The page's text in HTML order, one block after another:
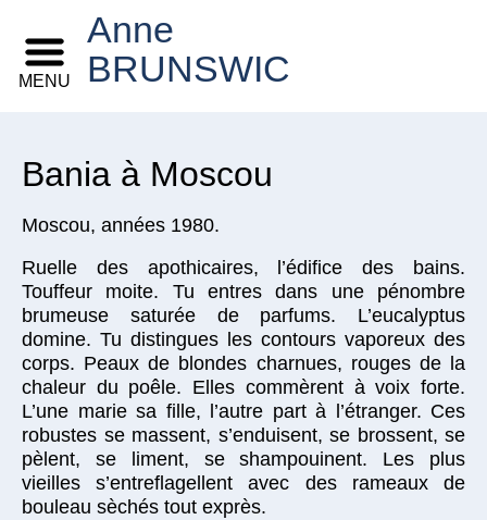
Anne
BRUNSWIC
MENU
Bania à Moscou
Moscou, années 1980.
Ruelle des apothicaires, l’édifice des bains.
Touffeur moite. Tu entres dans une pénombre
brumeuse saturée de parfums. L’eucalyptus
domine. Tu distingues les contours vaporeux des
corps. Peaux de blondes charnues, rouges de la
chaleur du poêle. Elles commèrent à voix forte.
L’une marie sa fille, l’autre part à l’étranger. Ces
robustes se massent, s’enduisent, se brossent, se
pèlent, se liment, se shampouinent. Les plus
vieilles s’entreflagellent avec des rameaux de
bouleau sèchés tout exprès.